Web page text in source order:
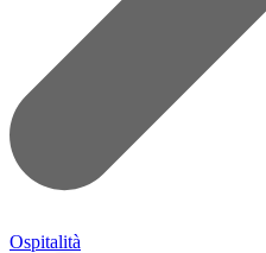
Ospitalità